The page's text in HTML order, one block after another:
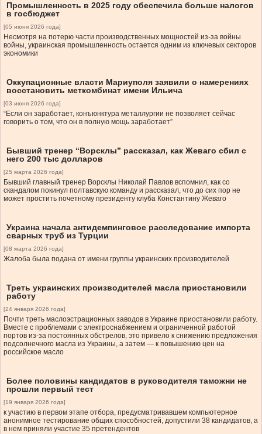
Промышленность в 2025 году обеспечила больше налогов
в госбюджет
[05 июня 2026 года]
Несмотря на потерю части производственных мощностей из-за войны
войны, украинская промышленность остается одним из ключевых секторов
экономики
Оккупационные власти Мариуполя заявили о намерениях
восстановить меткомбинат имени Ильича
[03 июня 2026 года]
“Если он заработает, конъюнктура металлургии не позволяет сейчас
говорить о том, что он в полную мощь заработает”
Бывший тренер “Ворсклы” рассказал, как Жеваго сбил с
него 200 тыс долларов
[25 марта 2026 года]
Бывший главный тренер Ворсклы Николай Павлов вспомнил, как со
скандалом покинул полтавскую команду и рассказал, что до сих пор не
может простить почетному президенту клуба Константину Жеваго
Украина начала антидемпинговое расследование импорта
сварных труб из Турции
[08 марта 2026 года]
Жалоба была подана от имени группы украинских производителей
Треть украинских производителей масла приостановили
работу
[24 января 2026 года]
Почти треть маслоэстрационных заводов в Украине приостановили работу.
Вместе с проблемами с электроснабжением и ограниченной работой
портов из-за постоянных обстрелов, это привело к снижению предложения
подсолнечного масла из Украины, а затем — к повышению цен на
российское масло
Более половины кандидатов в руководителя таможни не
прошли первый тест
[19 января 2026 года]
к участию в первом этапе отбора, предусматривавшем компьютерное
анонимное тестирование общих способностей, допустили 38 кандидатов, а
в нем приняли участие 35 претендентов